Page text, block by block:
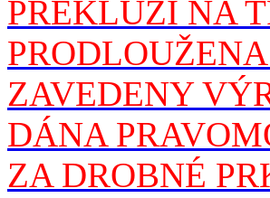
PREKLUZI NA
ZAVEDENY
DÁNA
ZA DROBNÉ